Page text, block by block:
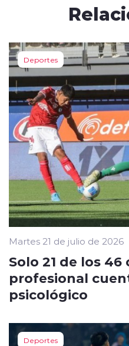
Deportes
Martes 21 de julio de 2026
Solo 21 de los
profesional
psicológico
Deportes